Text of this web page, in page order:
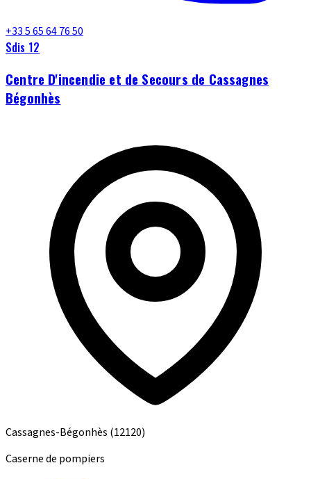
+33 5 65 64 76 50
Sdis 12
Centre D'incendie et de Secours de Cassagnes
Bégonhès
Cassagnes-Bégonhès (12120)
Caserne de pompiers